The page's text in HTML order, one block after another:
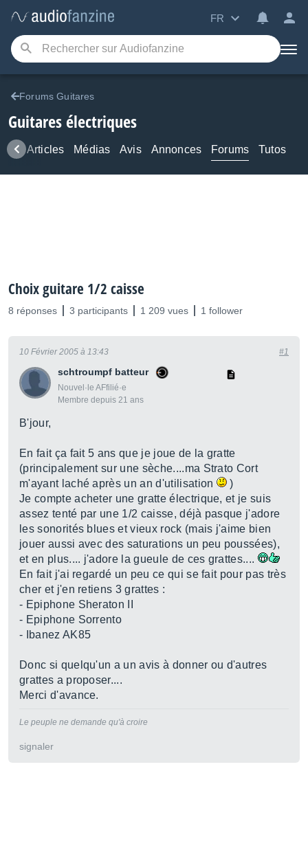
FR
Forums Guitares
Guitares électriques
Articles Médias Avis Annonces Forums Tutos
Choix guitare 1/2 caisse
8 réponses 3 participants 1 209 vues 1 follower
schtroumpf batteur
Nouvel·le AFfilié·e
Membre depuis 21 ans
10 Février 2005 à 13:43 #1
B'jour,
En fait ça fait 5 ans que je joue de la gratte
(principalement sur une sèche....ma Strato Cort
m'ayant laché après un an d'utilisation
)
Je compte acheter une gratte électrique, et je suis
assez tenté par une 1/2 caisse, déjà pasque j'adore
les sonorités blues et vieux rock (mais j'aime bien
jouer aussi avec des saturations un peu poussées),
et en plus.... j'adore la gueule de ces grattes....
En fait j'ai regardé un peu ce qui se fait pour pas très
cher et j'en retiens 3 grattes :
- Epiphone Sheraton II
- Epiphone Sorrento
- Ibanez AK85
Donc si quelqu'un a un avis à donner ou d'autres
grattes a proposer....
Merci d'avance.
Le peuple ne demande qu'à croire
signaler